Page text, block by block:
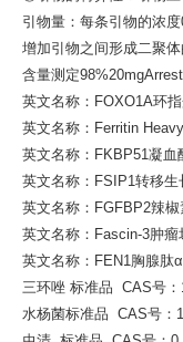
引物量：每条引物的浓
增加引物之间形成二聚
含量测定
英文名称：FOXO1A环
英文名称：Ferritin
英文名称：FKBP51凝血
英文名称：FSIP1转移
英文名称：FGFBP2辣
英文名称：Fascin-3肿
英文名称：FEN1胸腺肽
三环唑 标准品 CAS号：
水杨菌标准品 CAS号：